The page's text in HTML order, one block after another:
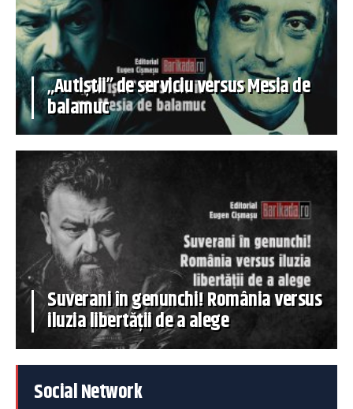
„Autiștii” de serviciu versus Mesia de
balamuc
Suverani în genunchi! România versus
iluzia libertății de a alege
Social Network